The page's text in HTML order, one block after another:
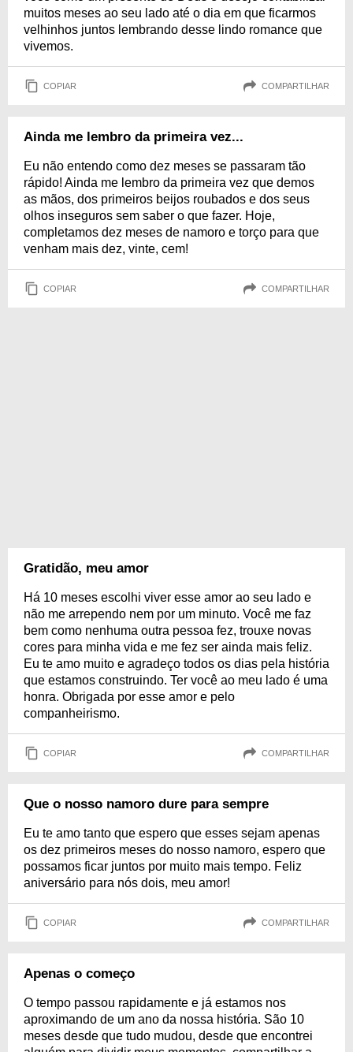
muitos meses ao seu lado até o dia em que ficarmos
velhinhos juntos lembrando desse lindo romance que
vivemos.
COPIAR COMPARTILHAR
Ainda me lembro da primeira vez...
Eu não entendo como dez meses se passaram tão
rápido! Ainda me lembro da primeira vez que demos
as mãos, dos primeiros beijos roubados e dos seus
olhos inseguros sem saber o que fazer. Hoje,
completamos dez meses de namoro e torço para que
venham mais dez, vinte, cem!
COPIAR COMPARTILHAR
Gratidão, meu amor
Há 10 meses escolhi viver esse amor ao seu lado e
não me arrependo nem por um minuto. Você me faz
bem como nenhuma outra pessoa fez, trouxe novas
cores para minha vida e me fez ser ainda mais feliz.
Eu te amo muito e agradeço todos os dias pela história
que estamos construindo. Ter você ao meu lado é uma
honra. Obrigada por esse amor e pelo
companheirismo.
COPIAR COMPARTILHAR
Que o nosso namoro dure para sempre
Eu te amo tanto que espero que esses sejam apenas
os dez primeiros meses do nosso namoro, espero que
possamos ficar juntos por muito mais tempo. Feliz
aniversário para nós dois, meu amor!
COPIAR COMPARTILHAR
Apenas o começo
O tempo passou rapidamente e já estamos nos
aproximando de um ano da nossa história. São 10
meses desde que tudo mudou, desde que encontrei